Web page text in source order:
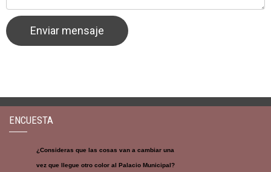
ENCUESTA
¿Consideras que las cosas van a cambiar una
vez que llegue otro color al Palacio Municipal?